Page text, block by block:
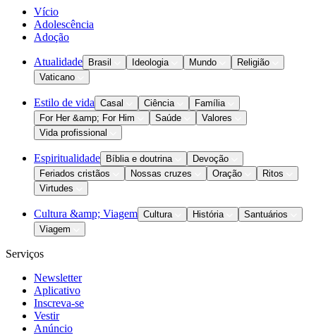
Vício
Adolescência
Adoção
Atualidade Brasil Ideologia Mundo
Religião
Vaticano
Estilo de vida Casal Ciência
Família
For Her &amp; For Him
Saúde
Valores
Vida profissional
Espiritualidade Bíblia e doutrina
Devoção
Feriados cristãos
Nossas cruzes Oração
Ritos
Virtudes
Cultura &amp; Viagem Cultura História
Santuários
Viagem
Serviços
Newsletter
Aplicativo
Inscreva-se
Vestir
Anúncio